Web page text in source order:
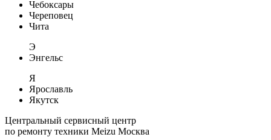
Чебоксары
Череповец
Чита
Э
Энгельс
Я
Ярославль
Якутск
Центральный сервисный центр
по ремонту техники Meizu Москва